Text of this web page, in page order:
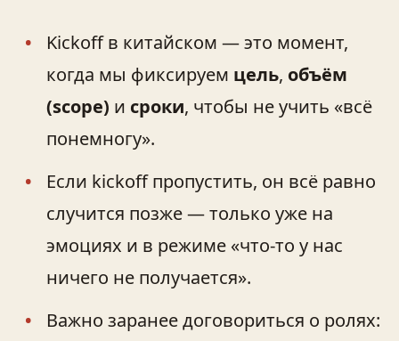
Kickoff в китайском — это момент,
когда мы фиксируем цель, объём
(scope) и сроки, чтобы не учить «всё
понемногу».
Если kickoff пропустить, он всё равно
случится позже — только уже на
эмоциях и в режиме «что-то у нас
ничего не получается».
Важно заранее договориться о ролях: